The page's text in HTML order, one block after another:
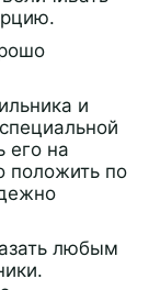
и
его на
положить по
любым